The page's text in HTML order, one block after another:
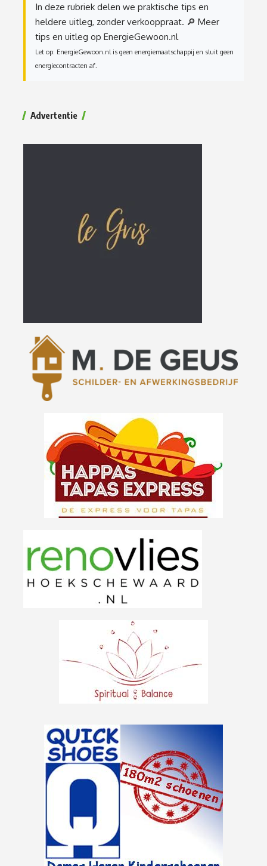
In deze rubriek delen we praktische tips en
heldere uitleg, zonder verkooppraat. 🔎 Meer
tips en uitleg op EnergieGewoon.nl
Let op: EnergieGewoon.nl is geen energiemaatschappij en sluit geen
energiecontracten af.
Advertentie